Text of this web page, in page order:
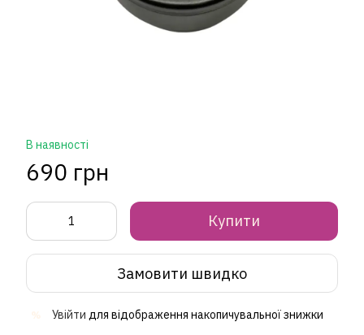
В наявності
690 грн
Купити
Замовити швидко
Увійти для відображення накопичувальної знижки